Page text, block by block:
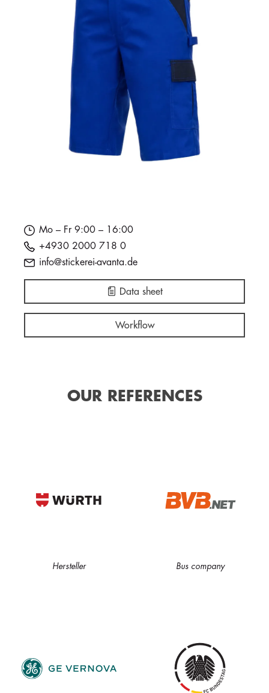
Mo – Fr 9:00 – 16:00
+4930 2000 718 0
info@stickerei-avanta.de
Data sheet
Workflow
OUR REFERENCES
Hersteller Bus company